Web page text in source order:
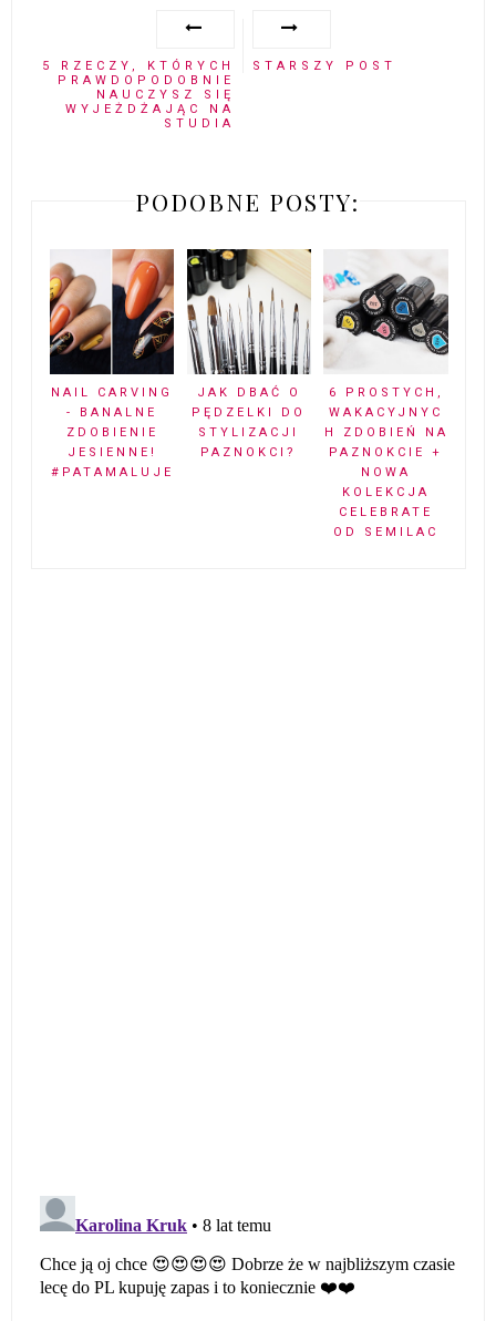
5 RZECZY, KTÓRYCH
PRAWDOPODOBNIE
NAUCZYSZ SIĘ
WYJEŻDŻAJĄC NA
STUDIA
STARSZY POST
PODOBNE POSTY:
NAIL CARVING
- BANALNE
ZDOBIENIE
JESIENNE!
#PATAMALUJE
JAK DBAĆ O
PĘDZELKI DO
STYLIZACJI
PAZNOKCI?
6 PROSTYCH,
WAKACYJNYC
H ZDOBIEŃ NA
PAZNOKCIE +
NOWA
KOLEKCJA
CELEBRATE
OD SEMILAC